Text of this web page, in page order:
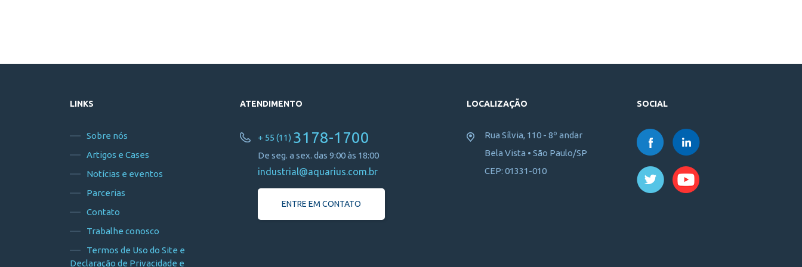
LINKS
Sobre nós
Artigos e Cases
Notícias e eventos
Parcerias
Contato
Trabalhe conosco
Termos de Uso do Site e
Declaração de Privacidade e
ATENDIMENTO
+ 55 (11) 3178-1700
De seg. a sex. das 9:00 às 18:00
industrial@aquarius.com.br
ENTRE EM CONTATO
LOCALIZAÇÃO
Rua Sílvia, 110 - 8º andar
Bela Vista • São Paulo/SP
CEP: 01331-010
SOCIAL